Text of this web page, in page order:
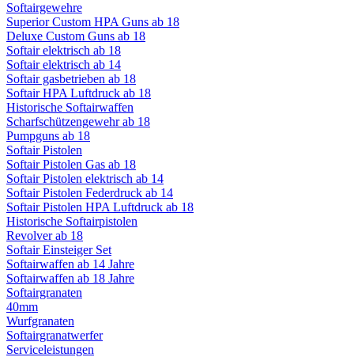
Softairgewehre
Superior Custom HPA Guns ab 18
Deluxe Custom Guns ab 18
Softair elektrisch ab 18
Softair elektrisch ab 14
Softair gasbetrieben ab 18
Softair HPA Luftdruck ab 18
Historische Softairwaffen
Scharfschützengewehr ab 18
Pumpguns ab 18
Softair Pistolen
Softair Pistolen Gas ab 18
Softair Pistolen elektrisch ab 14
Softair Pistolen Federdruck ab 14
Softair Pistolen HPA Luftdruck ab 18
Historische Softairpistolen
Revolver ab 18
Softair Einsteiger Set
Softairwaffen ab 14 Jahre
Softairwaffen ab 18 Jahre
Softairgranaten
40mm
Wurfgranaten
Softairgranatwerfer
Serviceleistungen